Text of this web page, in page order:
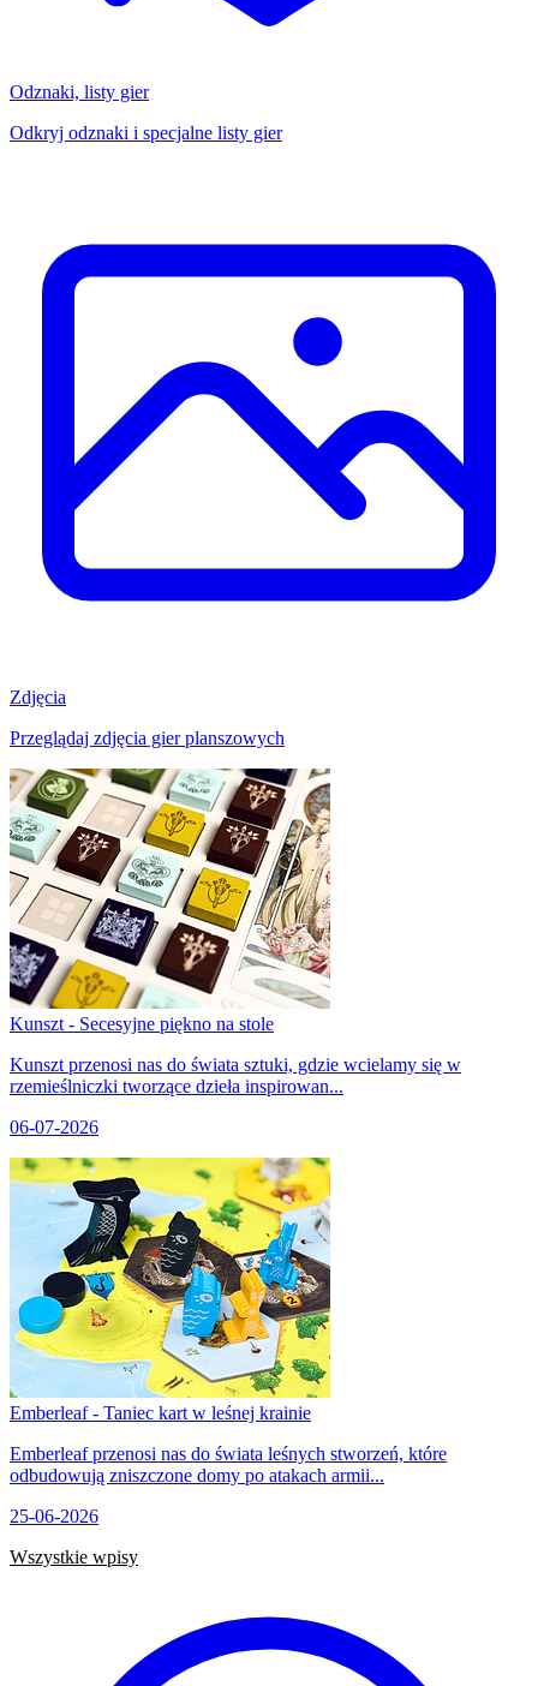
Odznaki, listy gier
Odkryj odznaki i specjalne listy gier
Zdjęcia
Przeglądaj zdjęcia gier planszowych
Kunszt - Secesyjne piękno na stole
Kunszt przenosi nas do świata sztuki, gdzie wcielamy się w
rzemieślniczki tworzące dzieła inspirowan...
06-07-2026
Emberleaf - Taniec kart w leśnej krainie
Emberleaf przenosi nas do świata leśnych stworzeń, które
odbudowują zniszczone domy po atakach armii...
25-06-2026
Wszystkie wpisy